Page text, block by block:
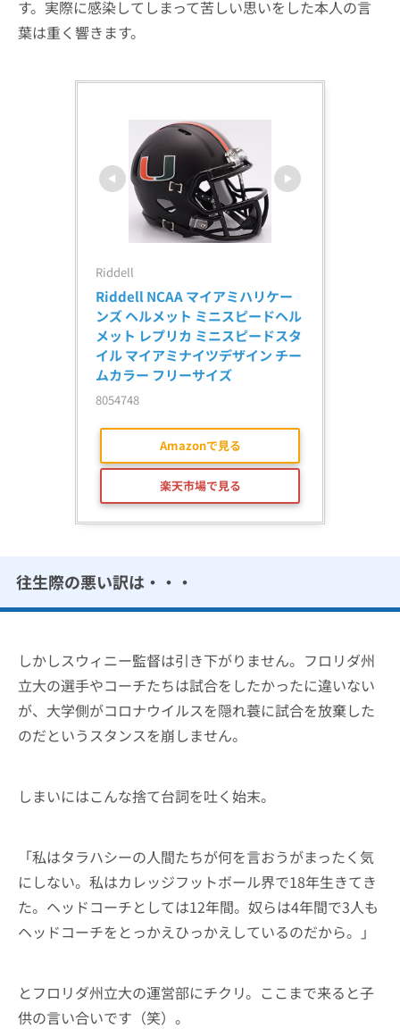
す。実際に感染してしまって苦しい思いをした本人の言
葉は重く響きます。
Riddell
Riddell NCAA マイアミハリケー
ンズ ヘルメット ミニスピードヘル
メット レプリカ ミニスピードスタ
イル マイアミナイツデザイン チー
ムカラー フリーサイズ
8054748
Amazonで見る
楽天市場で見る
往生際の悪い訳は・・・
しかしスウィニー監督は引き下がりません。フロリダ州
立大の選手やコーチたちは試合をしたかったに違いない
が、大学側がコロナウイルスを隠れ蓑に試合を放棄した
のだというスタンスを崩しません。
しまいにはこんな捨て台詞を吐く始末。
「私はタラハシーの人間たちが何を言おうがまったく気
にしない。私はカレッジフットボール界で18年生きてき
た。ヘッドコーチとしては12年間。奴らは4年間で3人も
ヘッドコーチをとっかえひっかえしているのだから。」
とフロリダ州立大の運営部にチクリ。ここまで来ると子
供の言い合いです（笑）。